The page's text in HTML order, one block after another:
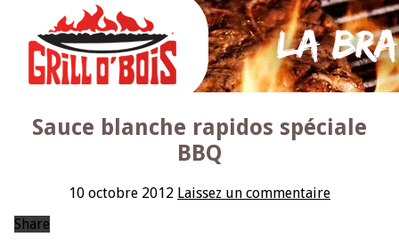
Sauce blanche rapidos spéciale
BBQ
10 octobre 2012 Laissez un commentaire
Share